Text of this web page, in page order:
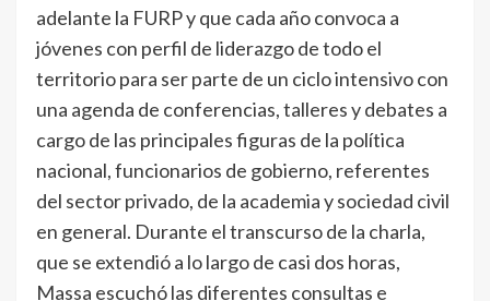
adelante la FURP y que cada año convoca a
jóvenes con perfil de liderazgo de todo el
territorio para ser parte de un ciclo intensivo con
una agenda de conferencias, talleres y debates a
cargo de las principales figuras de la política
nacional, funcionarios de gobierno, referentes
del sector privado, de la academia y sociedad civil
en general. Durante el transcurso de la charla,
que se extendió a lo largo de casi dos horas,
Massa escuchó las diferentes consultas e